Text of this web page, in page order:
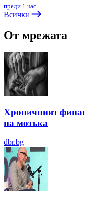
преди 1 час
Всички
От мрежата
Хроничният
на мозъка
dbr.bg